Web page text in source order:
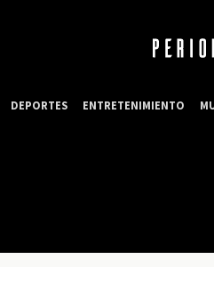
DEPORTES ENTRETENIMIENTO